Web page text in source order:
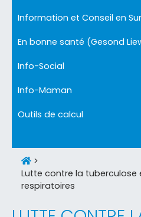
Information et Conseil en
En bonne santé (Gesond
Info-Social
Info-Maman
Outils de calcul
>
Lutte contre la tuberculose
respiratoires